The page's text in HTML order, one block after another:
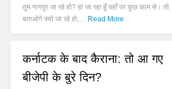
तुम नागपुर जा रहे हो? हां जा रहा हूँ वहाँ पर कुछ काम से। तो
बताओगे क्यों जा रहे हो,… Read More
कर्नाटक के बाद कैराना: तो आ गए
बीजेपी के बुरे दिन?